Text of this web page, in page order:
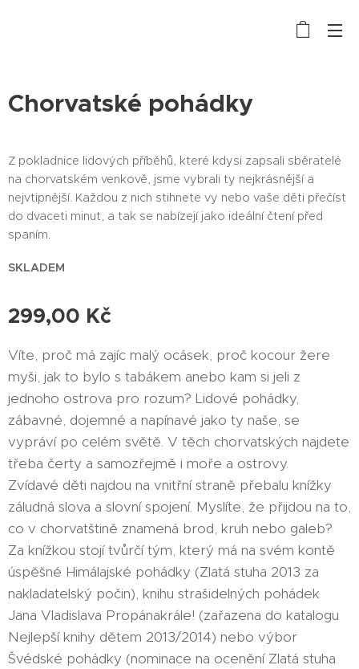
Chorvatské pohádky
Z pokladnice lidových příběhů, které kdysi zapsali sběratelé
na chorvatském venkově, jsme vybrali ty nejkrásnější a
nejvtipnější. Každou z nich stihnete vy nebo vaše děti přečíst
do dvaceti minut, a tak se nabízejí jako ideální čtení před
spaním.
SKLADEM
299,00 Kč
Víte, proč má zajíc malý ocásek, proč kocour žere
myši, jak to bylo s tabákem anebo kam si jeli z
jednoho ostrova pro rozum? Lidové pohádky,
zábavné, dojemné a napínavé jako ty naše, se
vypráví po celém světě. V těch chorvatských najdete
třeba čerty a samozřejmě i moře a ostrovy.
Zvídavé děti najdou na vnitřní straně přebalu knížky
záludná slova a slovní spojení. Myslíte, že přijdou na to,
co v chorvatštině znamená brod, kruh nebo galeb?
Za knížkou stojí tvůrčí tým, který má na svém kontě
úspěšné Himálajské pohádky (Zlatá stuha 2013 za
nakladatelský počin), knihu strašidelných pohádek
Jana Vladislava Propánakrále! (zařazena do katalogu
Nejlepší knihy dětem 2013/2014) nebo výbor
Švédské pohádky (nominace na ocenění Zlatá stuha